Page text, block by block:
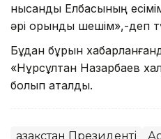
нысанды Елбасының
әрі орынды шешім»,-деп
Бұдан бұрын
«Нұрсұлтан Назарбаев
болып аталды.
Қазақстан Президенті